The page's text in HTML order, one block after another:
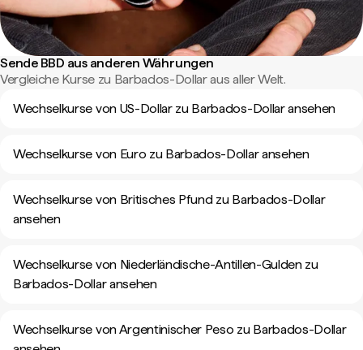
Sende BBD aus anderen Währungen
Vergleiche Kurse zu Barbados-Dollar aus aller Welt.
Wechselkurse von US-Dollar zu Barbados-Dollar ansehen
Wechselkurse von Euro zu Barbados-Dollar ansehen
Wechselkurse von Britisches Pfund zu Barbados-Dollar
ansehen
Wechselkurse von Niederländische-Antillen-Gulden zu
Barbados-Dollar ansehen
Wechselkurse von Argentinischer Peso zu Barbados-Dollar